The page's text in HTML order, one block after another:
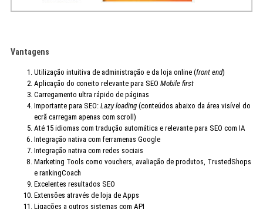
Vantagens
Utilização intuitiva de administração e da loja online (front end)
Aplicação do coneito relevante para SEO Mobile first
Carregamento ultra rápido de páginas
Importante para SEO: Lazy loading(conteúdos abaixo da área visível do
ecrã carregam apenas com scroll)
Até 15 idiomas com tradução automática e relevante para SEO com IA
Integração nativa com ferramenas Google
Integração nativa com redes sociais
Marketing Tools como vouchers, avaliação de produtos, TrustedShops
e rankingCoach
Excelentes resultados SEO
Extensões através de loja de Apps
Ligações a outros sistemas com API